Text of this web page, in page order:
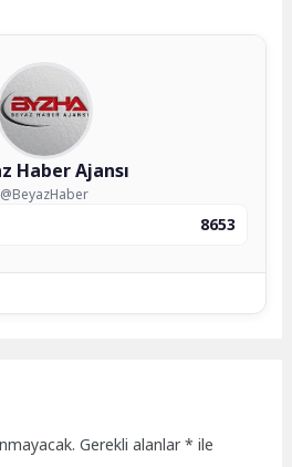
Haber Ajansı
@BeyazHaber
8653
Gerekli alanlar* ile